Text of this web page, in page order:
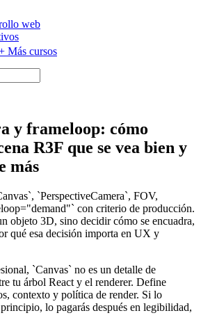
web
Más cursos
y frameloop: cómo
R3F que se vea bien y
más
`PerspectiveCamera`, FOV,
con criterio de producción.
objeto 3D, sino decidir cómo se encuadra,
qué esa decisión importa en UX y
`Canvas` no es un detalle de
tu árbol React y el renderer. Define
contexto y política de render. Si lo
lo pagarás después en legibilidad,